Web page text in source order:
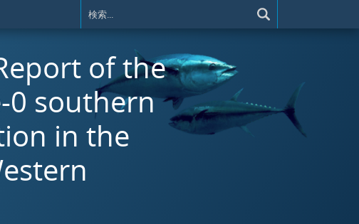
of the
0 southern
in the